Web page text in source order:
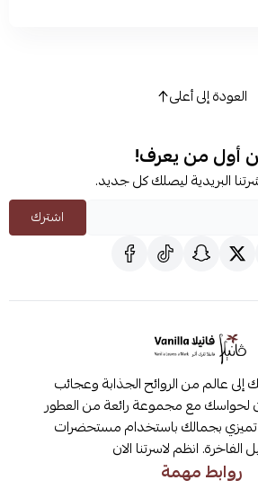
العودة إلى أعلى
أول من يعرف!
البريدية ليصلك كل جديد.
اشترك
إلى عالم من الروائح الجذابة وعجائب
لحواسك مع مجموعة رائعة من العطور
تميزي بجمالك باستخدام مستحضرات
الفاخرة. انظم لاسرتنا الان
روابط مهمة